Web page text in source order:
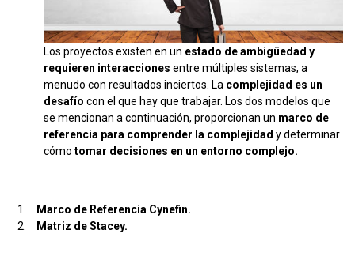
Los proyectos existen en un estado de ambigüedad y
requieren interacciones entre múltiples sistemas, a
menudo con resultados inciertos. La complejidad es un
desafío con el que hay que trabajar. Los dos modelos que
se mencionan a continuación, proporcionan un marco de
referencia para comprender la complejidad y determinar
cómo tomar decisiones en un entorno complejo.
Marco de Referencia Cynefin.
Matriz de Stacey.